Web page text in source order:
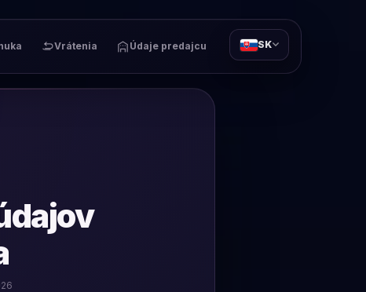
Vrátenia Údaje predajcu SK